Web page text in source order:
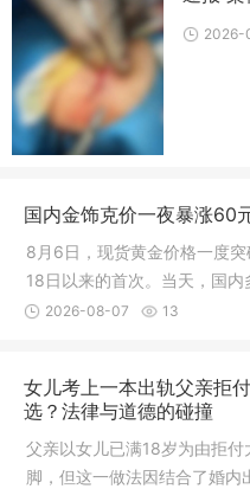
2026-
国内金饰克价一夜暴涨60
8月6日，现货黄金价格一度
18日以来的首次。当天，国
也有所上调
2026-08-07 13
女儿考上一本出轨父亲拒
选？法律与道德的碰撞
父亲以女儿已满18岁为由拒
脚，但这一做法因结合了婚